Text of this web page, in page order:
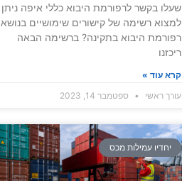
שעלו בקשר לרפורמת היבוא כללי איפה ניתן
למצוא רשימה של קישורים שימושיים בנושא
רפורמת היבוא בתקינה? ברשימה הבאה
ריכזנו
קרא עוד »
עורך ראשי
ספטמבר 14, 2023
יחדיו עמילות מכס